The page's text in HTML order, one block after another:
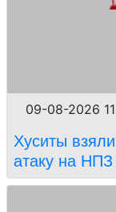
09-08-2026
Хуситы
атаку на